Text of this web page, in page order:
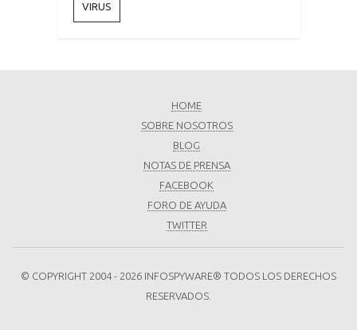
VIRUS
HOME
SOBRE NOSOTROS
BLOG
NOTAS DE PRENSA
FACEBOOK
FORO DE AYUDA
TWITTER
© COPYRIGHT 2004 - 2026 INFOSPYWARE® TODOS LOS DERECHOS
RESERVADOS.